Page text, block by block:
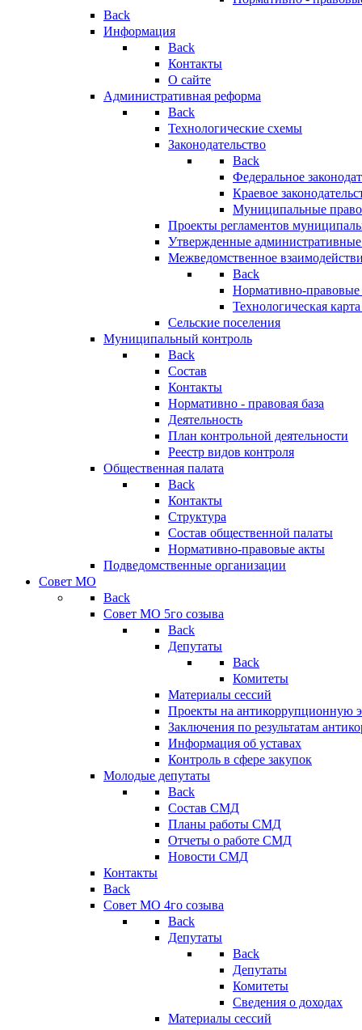
Back
Информация
Back
Контакты
О сайте
Административная реформа
Back
Технологические схемы
Законодательство
Back
Федеральное
Краевое
Муниципальные
Проекты регламентов
Утвержденные
Межведомственное
Back
Нормативно-правовые
Технологическая
Сельские поселения
Муниципальный контроль
Back
Состав
Контакты
Нормативно - правовая база
Деятельность
План контрольной деятельности
Реестр видов контроля
Общественная палата
Back
Контакты
Структура
Состав общественной палаты
Нормативно-правовые акты
Подведомственные организации
Совет МО
Back
Совет МО 5го созыва
Back
Депутаты
Back
Комитеты
Материалы сессий
Проекты на антикоррупционную
Заключения по результатам
Информация об уставах
Контроль в сфере закупок
Молодые депутаты
Back
Состав СМД
Планы работы СМД
Отчеты о работе СМД
Новости СМД
Контакты
Back
Совет МО 4го созыва
Back
Депутаты
Back
Депутаты
Комитеты
Сведения о доходах
Материалы сессий